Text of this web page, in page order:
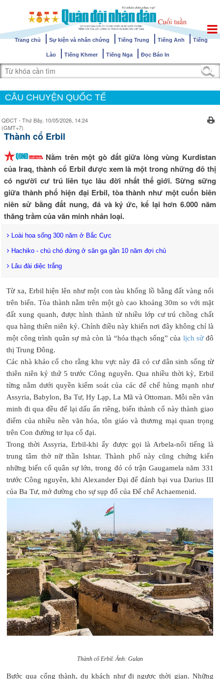
Trang chủ Sự kiện và nhân chứng Tiếng Trung Tiếng Anh Tiếng
Lào Tiếng Khmer Tiếng Nga Đọc Báo In
CÂU CHUYỆN QUỐC TẾ
QĐCT - Thứ Bảy, 10/05/2026, 14:24
(GMT+7)
Thành cổ Erbil
Nằm trên một gò đất giữa lòng vùng Kurdistan
của Iraq, thành cổ Erbil được xem là một trong những đô thị
có người cư trú liên tục lâu đời nhất thế giới. Sừng sững
giữa thành phố hiện đại Erbil, tòa thành như một cuốn biên
niên sử bằng đất nung, đá và ký ức, kể lại hơn 6.000 năm
thăng trầm của văn minh nhân loại.
Loài hoa sống 300 năm ở Bắc Cực
Hachiko - chú chó đứng ở sân ga gần 10 năm đợi chủ
Lâu đài diệc trắng
Từ xa, Erbil hiện lên như một con tàu khổng lồ bằng đất vàng nổi
trên biển. Tòa thành nằm trên một gò cao khoảng 30m so với mặt
đất xung quanh, được hình thành từ nhiều lớp cư trú chồng chất
qua hàng thiên niên kỷ. Chính điều này khiến nơi đây không chỉ là
một công trình quân sự mà còn là “hóa thạch sống” của lịch sửđô
thị Trung Đông.
Các nhà khảo cổ cho rằng khu vực này đã có cư dân sinh sống từ
thiên niên kỷ thứ 5 trước Công nguyên. Qua nhiều thời kỳ, Erbil
từng nằm dưới quyền kiểm soát của các đế chế hùng mạnh như
Assyria, Babylon, Ba Tư, Hy Lạp, La Mã và Ottoman. Mỗi nền văn
minh đi qua đều để lại dấu ấn riêng, biến thành cổ này thành giao
điểm của nhiều nền văn hóa, tôn giáo và thương mại quan trọng
trên Con đường tơ lụa cổ đại.
Trong thời Assyria, Erbil-khi ấy được gọi là Arbela-nổi tiếng là
trung tâm thờ nữ thần Ishtar. Thành phố này cũng chứng kiến
những biến cố quân sự lớn, trong đó có trận Gaugamela năm 331
trước Công nguyên, khi Alexander Đại đế đánh bại vua Darius III
của Ba Tư, mở đường cho sự sụp đổ của Đế chế Achaemenid.
Thành cổ Erbil. Ảnh: Gulan
Bước qua cổng thành, du khách như đi ngược thời gian. Những